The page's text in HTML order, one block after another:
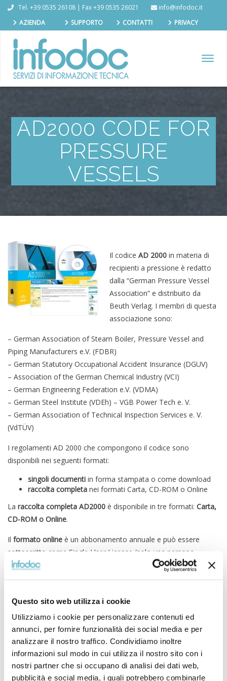
Questo sito web utilizza i cookie
Utilizziamo i cookie per personalizzare contenuti ed
annunci, per fornire funzionalità dei social media e per
analizzare il nostro traffico. Condividiamo inoltre
informazioni sul modo in cui utilizza il nostro sito con i
nostri partner che si occupano di analisi dei dati web,
pubblicità e social media, i quali potrebbero combinarle
Tel. +39 0535 26108 | Fax +39 0535 26021
info@infodoc.it
AZIENDA
SUPPORTO CONTATTI PRIVACY
AD2000 CODE FOR
PRESSURE
VESSELS
Il codice AD 2000 in materia di
recipienti a pressione è redatto
dalla “German Pressure Vessel
Association” e distribuito da
Beuth Verlag. I membri di questa
associazione sono:
– German Association of Steam Boiler, Pressure Vessel and
Piping Manufacturers e.V. (FDBR)
– German Statutory Occupational Accident Insurance (DGUV)
– Association of the German Chemical Industry (VCI)
– German Engineering Federation e.V. (VDMA)
– German Steel Institute (VDEh) – VGB Power Tech e. V.
– German Association of Technical Inspection Services e. V.
(VdTÜV)
I regolamenti AD 2000 che compongono il codice sono
disponibili nei seguenti formati:
singoli documenti in forma stampata o come download
raccolta completa nei formati Carta, CD-ROM o Online
La raccolta completa AD2000 è disponibile in tre formati: Carta,
CD-ROM o Online.
Il formato online è un abbonamento annuale e può essere
sottoscritto come Single-User License (solo una persona
dell’azienda è abilitata ad utilizzare il servizio online) o come
Company License (in questo caso viene viene data una
che in azienda hanno necessità di accedere ai regolamenti).
Nell’arco dell’anno di abbonamento se escono nuovi
aggiornamenti questi saranno subito disponibili per lo scarico
online. E’ necessario indicare il nome e l’email della persona che
dovrà accedere online. L’abbonamento online non necessita di
alcuna licenza da sottoscrivere e si rinnova automaticamente
per un anno, salvo disdetta per iscritto da dare 3 mesi prima